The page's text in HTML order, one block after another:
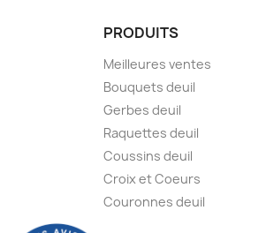
PRODUITS
Meilleures ventes
Bouquets deuil
Gerbes deuil
Raquettes deuil
Coussins deuil
Croix et Coeurs
Couronnes deuil